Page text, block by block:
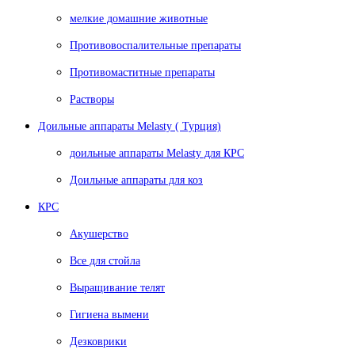
мелкие домашние животные
Противовоспалительные препараты
Противомаститные препараты
Растворы
Доильные аппараты Melasty ( Турция)
доильные аппараты Melasty для КРС
Доильные аппараты для коз
КРС
Акушерство
Все для стойла
Выращивание телят
Гигиена вымени
Дезковрики